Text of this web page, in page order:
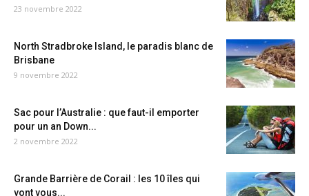
23 novembre 2022
North Stradbroke Island, le paradis blanc de
Brisbane
9 novembre 2022
Sac pour l’Australie : que faut-il emporter
pour un an Down...
2 novembre 2022
Grande Barrière de Corail : les 10 îles qui
vont vous...